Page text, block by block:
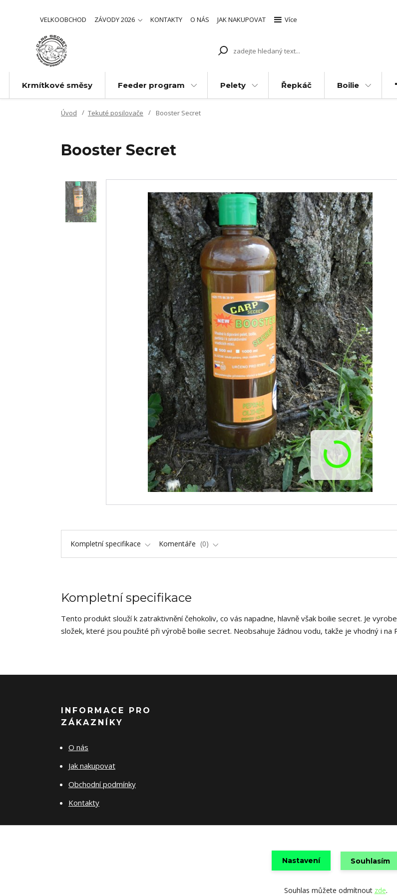
VELKOOBCHOD ZÁVODY 2026 KONTAKTY O NÁS JAK NAKUPOVAT Více
Krmítkové směsy Feeder program Pelety Řepkáč Boilie
Úvod Tekuté posilovače Booster Secret
Booster Secret
Kompletní specifikace Komentáře 0
Kompletní specifikace
Tento produkt slouží k zatraktivnění čehokoliv, co vás napadne, hlavně však boilie secret. Je
složek, které jsou použité při výrobě boilie secret. Neobsahuje žádnou vodu, takže je vhodný i na
INFORMACE PRO
ZÁKAZNÍKY
O nás
Jak nakupovat
Obchodní podmínky
Kontakty
Vytvořeno na
Nastavení Souhlasím
Souhlas můžete odmítnout zde.